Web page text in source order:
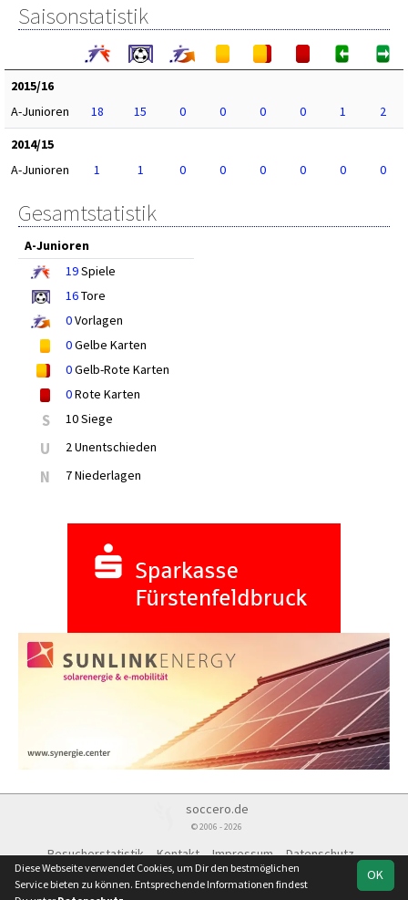
Saisonstatistik
2015/16
A-Junioren
18 15 0 0 0 0 1
2
2014/15
A-Junioren
1 1 0 0 0 0 0 0
Gesamtstatistik
A-Junioren
19Spiele
16Tore
0Vorlagen
0Gelbe Karten
0Gelb-Rote Karten
0Rote Karten
S 10 Siege
U 2 Unentschieden
N 7 Niederlagen
soccero.de
© 2006 - 2026
Besucherstatistik Kontakt Impressum
Datenschutz
OK
Diese Webseite verwendet Cookies, um Dir den bestmöglichen
Service bieten zu können. Entsprechende Informationen findest